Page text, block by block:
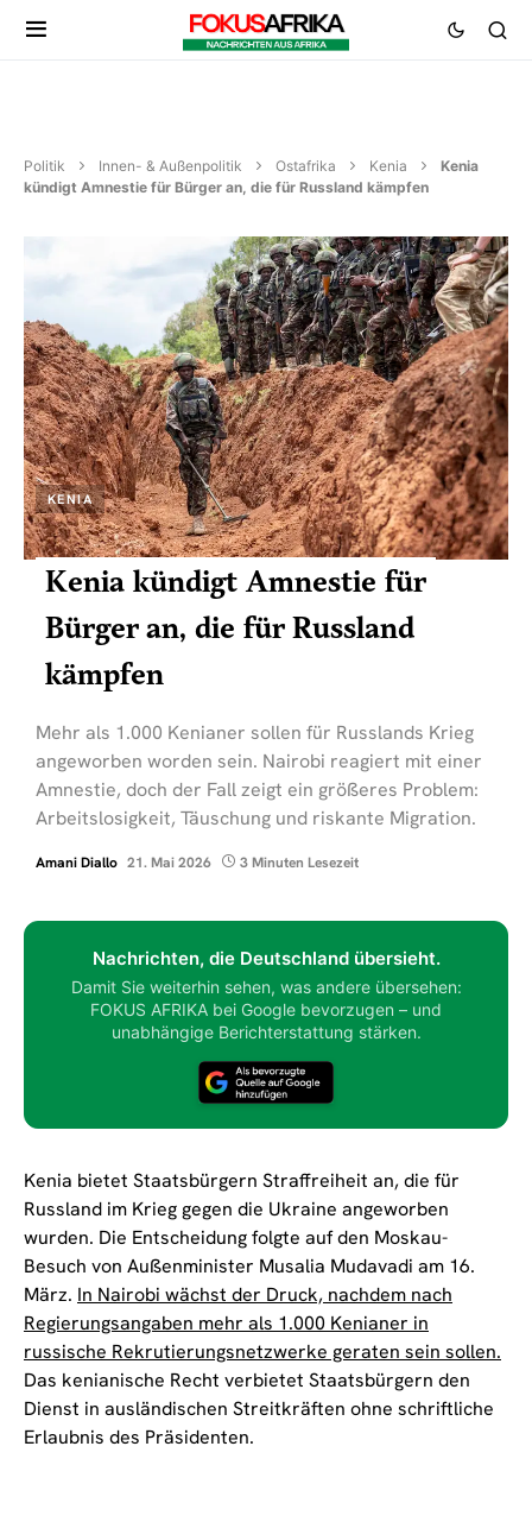
Politik Innen- & Außenpolitik Ostafrika Kenia
Kenia
kündigt Amnestie für Bürger an, die für Russland kämpfen
KENIA
Kenia kündigt Amnestie für
Bürger an, die für Russland
kämpfen
Mehr als 1.000 Kenianer sollen für Russlands Krieg
angeworben worden sein. Nairobi reagiert mit einer
Amnestie, doch der Fall zeigt ein größeres Problem:
Arbeitslosigkeit, Täuschung und riskante Migration.
Amani Diallo 21. Mai 2026 3 Minuten Lesezeit
Nachrichten, die Deutschland übersieht.
Damit Sie weiterhin sehen, was andere übersehen:
FOKUS AFRIKA bei Google bevorzugen – und
unabhängige Berichterstattung stärken.
Kenia bietet Staatsbürgern Straffreiheit an, die für
Russland im Krieg gegen die Ukraine angeworben
wurden. Die Entscheidung folgte auf den Moskau-
Besuch von Außenminister Musalia Mudavadi am 16.
März. In Nairobi wächst der Druck, nachdem nach
Regierungsangaben mehr als 1.000 Kenianer in
russische Rekrutierungsnetzwerke geraten sein sollen.
Das kenianische Recht verbietet Staatsbürgern den
Dienst in ausländischen Streitkräften ohne schriftliche
Erlaubnis des Präsidenten.